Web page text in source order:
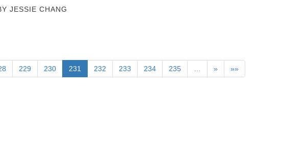
JESSIE CHANG
229 230 231 232 233 234 235 … » »»